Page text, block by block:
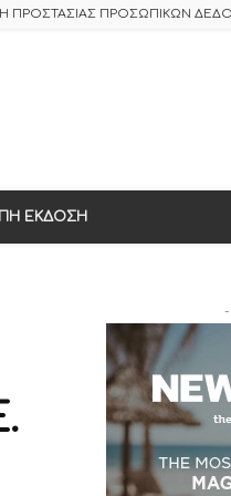
ΠΡΟΣΤΑΣΙΑΣ ΠΡΟΣΩΠΙΚΩΝ
ΕΚΔΟΣΗ
-